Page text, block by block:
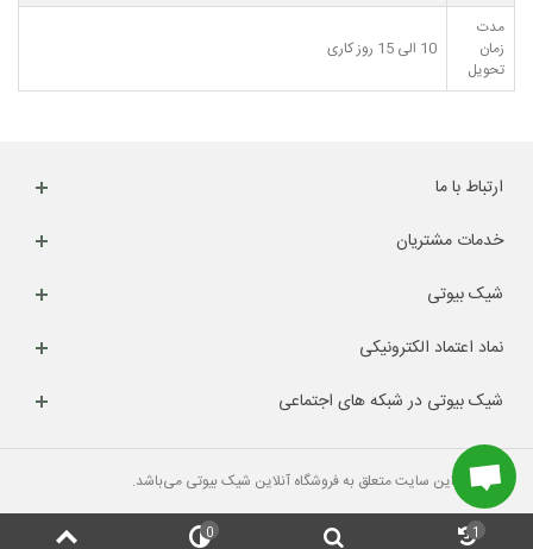
مدت
زمان
تحویل
10 الی 15 روز کاری
ارتباط با ما
خدمات مشتریان
شیک بیوتی
نماد اعتماد الکترونیکی
شیک بیوتی در شبکه های اجتماعی
کلیه حقوق این سایت متعلق به فروشگاه آنلاین شیک بیوتی می‌باشد.
0 1